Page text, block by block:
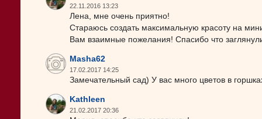
22.11.2016 13:23
Лена, мне очень приятно!
Стараюсь создать максимальную красоту на
Вам взаимные пожелания! Спасибо что
Masha62
17.02.2017 14:25
Замечательный сад) У вас много цветов в
Kathleen
21.02.2017 20:36